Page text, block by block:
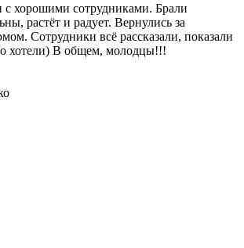
хорошими сотрудниками. Брали
растёт и радует. Вернулись за
Сотрудники всё рассказали, показали
хотели) В общем, молодцы!!!